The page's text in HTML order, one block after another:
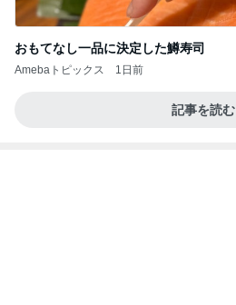
おもてなし一品に決定した鱒寿司
Amebaトピックス 1日前
記事を読む